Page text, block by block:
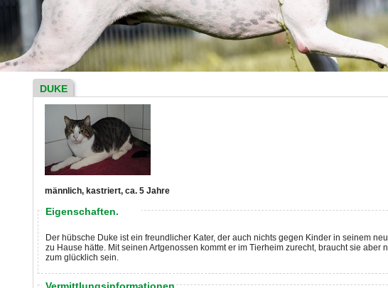
DUKE
männlich, kastriert, ca. 5 Jahre
Eigenschaften.
Der hübsche Duke ist ein freundlicher Kater, der auch nichts gegen Kinder in seinem
zu Hause hätte. Mit seinen Artgenossen kommt er im Tierheim zurecht, braucht sie aber
zum glücklich sein.